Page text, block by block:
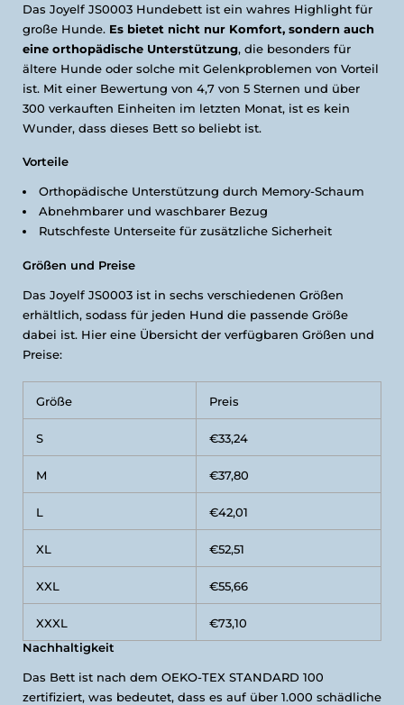
Das Joyelf JS0003 Hundebett ist ein wahres Highlight für
große Hunde. Es bietet nicht nur Komfort, sondern auch
eine orthopädische Unterstützung, die besonders für
ältere Hunde oder solche mit Gelenkproblemen von Vorteil
ist. Mit einer Bewertung von 4,7 von 5 Sternen und über
300 verkauften Einheiten im letzten Monat, ist es kein
Wunder, dass dieses Bett so beliebt ist.
Vorteile
Orthopädische Unterstützung durch Memory-Schaum
Abnehmbarer und waschbarer Bezug
Rutschfeste Unterseite für zusätzliche Sicherheit
Größen und Preise
Das Joyelf JS0003 ist in sechs verschiedenen Größen
erhältlich, sodass für jeden Hund die passende Größe
dabei ist. Hier eine Übersicht der verfügbaren Größen und
Preise:
Größe Preis
S €33,24
M €37,80
L €42,01
XL €52,51
XXL €55,66
XXXL €73,10
Nachhaltigkeit
Das Bett ist nach dem OEKO-TEX STANDARD 100
zertifiziert, was bedeutet, dass es auf über 1.000 schädliche